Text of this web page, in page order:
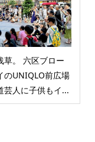
草。 六区ブロー
のUNIQLO前広場
芸人に子供もイ...